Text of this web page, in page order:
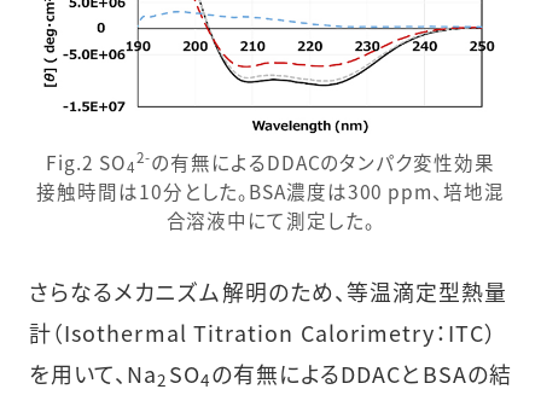
Fig.2 SO42-の有無によるDDACのタンパク変性効果
接触時間は10分とした。BSA濃度は300 ppm、培地混
合溶液中にて測定した。
さらなるメカニズム解明のため、等温滴定型熱量
計（Isothermal Titration Calorimetry：ITC）
を用いて、Na2 SO4の有無によるDDACとBSAの結